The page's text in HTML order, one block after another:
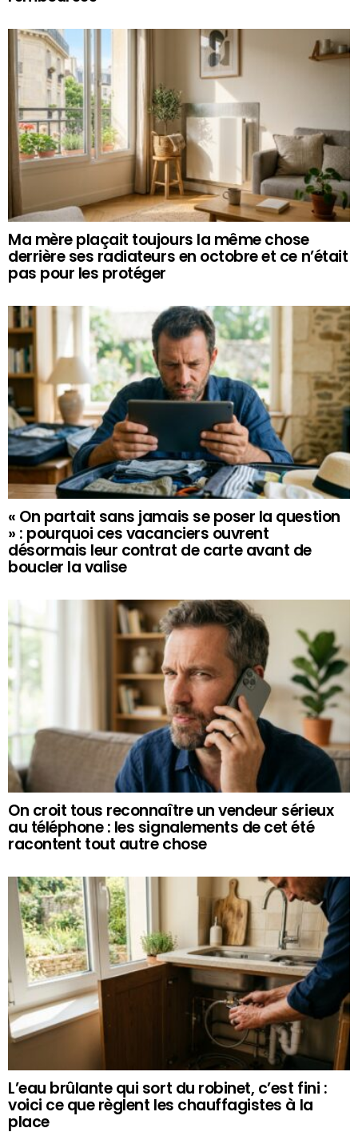
Ma mère plaçait toujours la même chose
derrière ses radiateurs en octobre et ce n’était
pas pour les protéger
« On partait sans jamais se poser la question
» : pourquoi ces vacanciers ouvrent
désormais leur contrat de carte avant de
boucler la valise
On croit tous reconnaître un vendeur sérieux
au téléphone : les signalements de cet été
racontent tout autre chose
L’eau brûlante qui sort du robinet, c’est fini :
voici ce que règlent les chauffagistes à la
place